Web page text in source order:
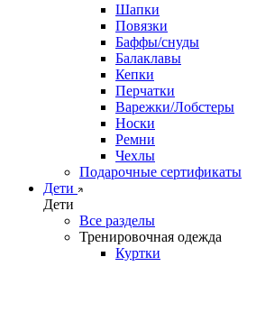
Шапки
Повязки
Баффы/снуды
Балаклавы
Кепки
Перчатки
Варежки/Лобстеры
Носки
Ремни
Чехлы
Подарочные сертификаты
Дети
Дети
Все разделы
Тренировочная одежда
Куртки